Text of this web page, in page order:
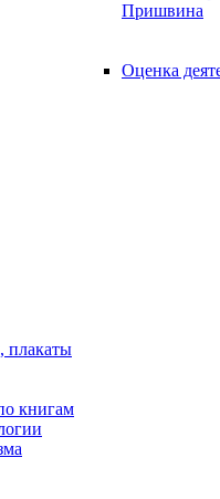
Пришвина
Оценка
плакаты
книгам